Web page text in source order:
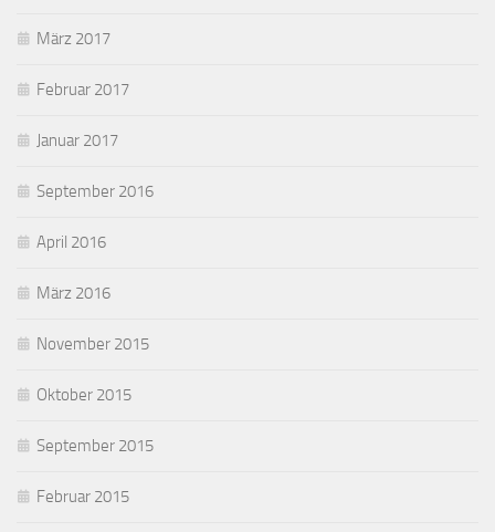
März 2017
Februar 2017
Januar 2017
September 2016
April 2016
März 2016
November 2015
Oktober 2015
September 2015
Februar 2015